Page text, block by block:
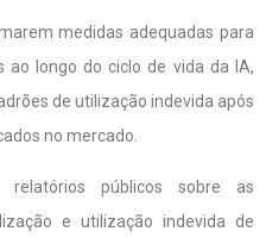
medidas adequadas para
ao longo do ciclo de vida da IA,
de utilização indevida após
no mercado.
relatórios públicos sobre as
e utilização indevida de